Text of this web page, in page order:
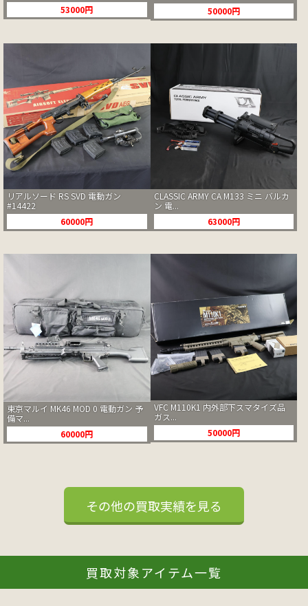
53000円
50000円
リアルソード RS SVD 電動ガン
#14422
60000円
CLASSIC ARMY CA M133 ミニ バルカ
ン 電...
63000円
東京マルイ MK46 MOD 0 電動ガン 予
備マ...
60000円
VFC M110K1 内外部下スマタイズ品
ガス...
50000円
その他の買取実績を見る
買取対象アイテム一覧